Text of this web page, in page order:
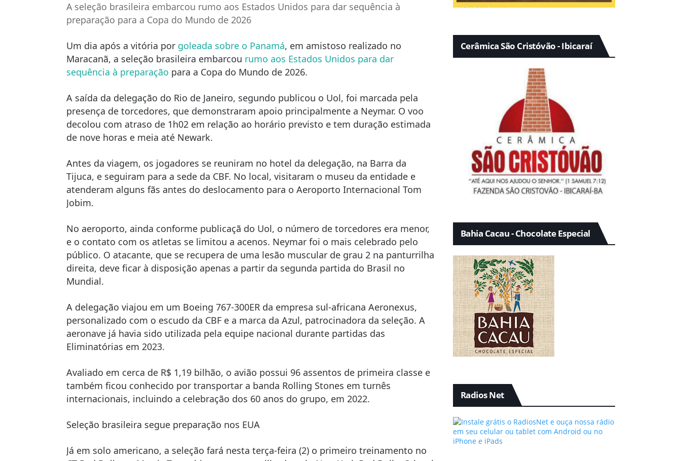
A seleção brasileira embarcou rumo aos Estados Unidos para dar sequência à
preparação para a Copa do Mundo de 2026
Um dia após a vitória por goleada sobre o Panamá, em amistoso realizado no
Maracanã, a seleção brasileira embarcou rumo aos Estados Unidos para dar
sequência à preparação para a Copa do Mundo de 2026.
A saída da delegação do Rio de Janeiro, segundo publicou o Uol, foi marcada pela
presença de torcedores, que demonstraram apoio principalmente a Neymar. O voo
decolou com atraso de 1h02 em relação ao horário previsto e tem duração estimada
de nove horas e meia até Newark.
Antes da viagem, os jogadores se reuniram no hotel da delegação, na Barra da
Tijuca, e seguiram para a sede da CBF. No local, visitaram o museu da entidade e
atenderam alguns fãs antes do deslocamento para o Aeroporto Internacional Tom
Jobim.
No aeroporto, ainda conforme publicaçã do Uol, o número de torcedores era menor,
e o contato com os atletas se limitou a acenos. Neymar foi o mais celebrado pelo
público. O atacante, que se recupera de uma lesão muscular de grau 2 na panturrilha
direita, deve ficar à disposição apenas a partir da segunda partida do Brasil no
Mundial.
A delegação viajou em um Boeing 767-300ER da empresa sul-africana Aeronexus,
personalizado com o escudo da CBF e a marca da Azul, patrocinadora da seleção. A
aeronave já havia sido utilizada pela equipe nacional durante partidas das
Eliminatórias em 2023.
Avaliado em cerca de R$ 1,19 bilhão, o avião possui 96 assentos de primeira classe e
também ficou conhecido por transportar a banda Rolling Stones em turnês
internacionais, incluindo a celebração dos 60 anos do grupo, em 2022.
Seleção brasileira segue preparação nos EUA
Já em solo americano, a seleção fará nesta terça-feira (2) o primeiro treinamento no
Cerâmica São Cristóvão - Ibicaraí
Bahia Cacau - Chocolate Especial
Radios Net